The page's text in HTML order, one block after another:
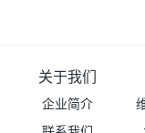
关于我们
企业简介